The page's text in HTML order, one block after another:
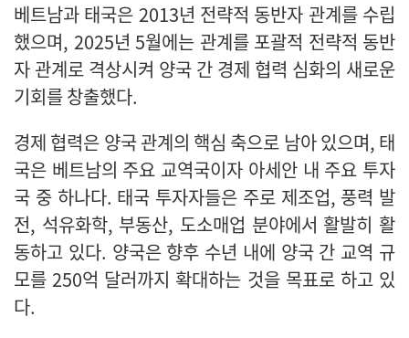
베트남과 태국은 2013년 전략적 동반자 관계를 수립
했으며, 2025년 5월에는 관계를 포괄적 전략적 동반
자 관계로 격상시켜 양국 간 경제 협력 심화의 새로운
기회를 창출했다.
경제 협력은 양국 관계의 핵심 축으로 남아 있으며, 태
국은 베트남의 주요 교역국이자 아세안 내 주요 투자
국 중 하나다. 태국 투자자들은 주로 제조업, 풍력 발
전, 석유화학, 부동산, 도소매업 분야에서 활발히 활
동하고 있다. 양국은 향후 수년 내에 양국 간 교역 규
모를 250억 달러까지 확대하는 것을 목표로 하고 있
다.